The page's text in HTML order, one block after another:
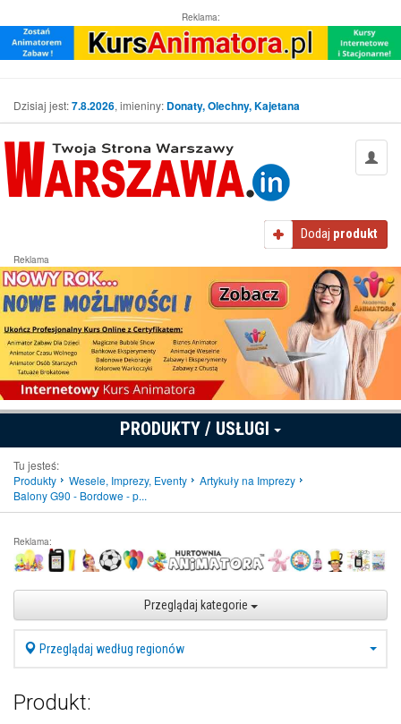
Reklama:
Dzisiaj jest:7.8.2026, imieniny: Donaty, Olechny, Kajetana
Dodaj produkt
Reklama
PRODUKTY / USŁUGI
Tu jesteś:
Produkty
Wesele, Imprezy, Eventy
Artykuły na Imprezy
Balony G90 - Bordowe - p...
Reklama:
Przeglądaj kategorie
Przeglądaj według regionów
Produkt: